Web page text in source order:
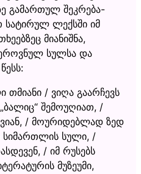
გამართულ შეკრება-
სატირულ ლექსში იმ
მიანიშნა,
სულსა და
თმიანი / ვიღა გაარჩევს
შემოუღიათ, /
/ მოურიდებლად ზედ
სიმართლის სული, /
/ იმ რუსებს
მუზეუმი,